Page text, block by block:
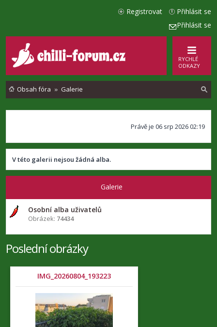
Přihlásit se
Přihlásit se
Registrovat
RYCHLÉ
ODKAZY
Obsah fóra Galerie
d
t
Právě je 06 srp 2026 02:19
V této galerii nejsou žádná alba.
Galerie
Osobní alba uživatelů
Obrázek: 74434
Poslední obrázky
IMG_20260804_193223